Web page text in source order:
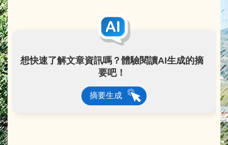
想快速了解文章資訊嗎？體驗閱讀AI生成的摘
要吧！
摘要生成